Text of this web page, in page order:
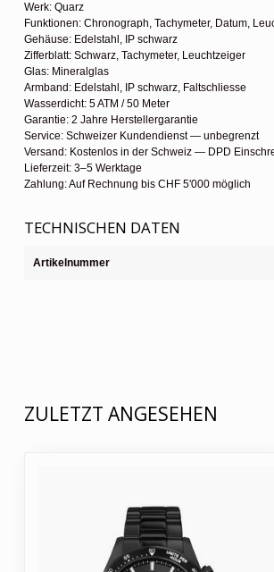
Werk: Quarz
Funktionen: Chronograph, Tachymeter, Datum,
Gehäuse: Edelstahl, IP schwarz
Zifferblatt: Schwarz, Tachymeter, Leuchtzeiger
Glas: Mineralglas
Armband: Edelstahl, IP schwarz, Faltschliesse
Wasserdicht: 5 ATM / 50 Meter
Garantie: 2 Jahre Herstellergarantie
Service: Schweizer Kundendienst — unbegrenzt
Versand: Kostenlos in der Schweiz — DPD
Lieferzeit: 3–5 Werktage
Zahlung: Auf Rechnung bis CHF 5'000 möglich
TECHNISCHEN DATEN
Artikelnummer
ZULETZT ANGESEHEN